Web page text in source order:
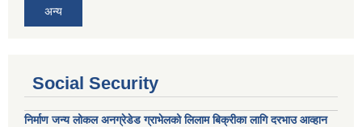
अन्य
Social Security
निर्माण जन्य लोकल अनग्रेडेड ग्राभेलको लिलाम बिक्रीका लागि दरभाउ आव्हान